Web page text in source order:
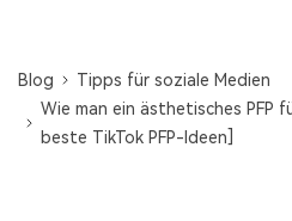
Blog
Tipps für soziale Medien
Wie man ein ästhetisches PFP
beste TikTok PFP-Ideen]